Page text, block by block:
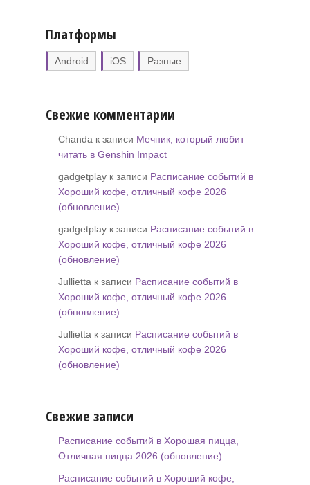
Платформы
Android iOS Разные
Свежие комментарии
Chanda к записи Мечник, который любит
читать в Genshin Impact
gadgetplay к записи Расписание событий в
Хороший кофе, отличный кофе 2026
(обновление)
gadgetplay к записи Расписание событий в
Хороший кофе, отличный кофе 2026
(обновление)
Jullietta к записи Расписание событий в
Хороший кофе, отличный кофе 2026
(обновление)
Jullietta к записи Расписание событий в
Хороший кофе, отличный кофе 2026
(обновление)
Свежие записи
Расписание событий в Хорошая пицца,
Отличная пицца 2026 (обновление)
Расписание событий в Хороший кофе,